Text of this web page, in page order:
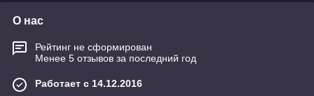
О нас
Рейтинг не сформирован
Менее 5 отзывов за последний год
Работает с 14.12.2016